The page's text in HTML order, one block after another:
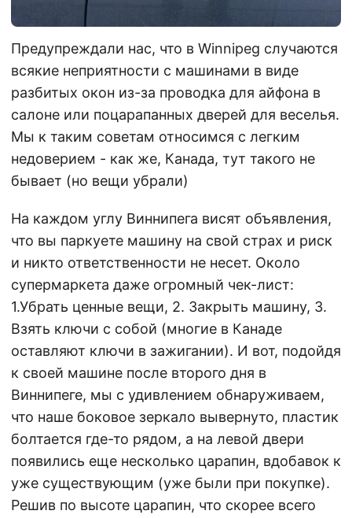
Предупреждали нас, что в Winnipeg случаются
всякие неприятности с машинами в виде
разбитых окон из-за проводка для айфона в
салоне или поцарапанных дверей для веселья.
Мы к таким советам относимся с легким
недоверием - как же, Канада, тут такого не
бывает (но вещи убрали)
На каждом углу Виннипега висят объявления,
что вы паркуете машину на свой страх и риск
и никто ответственности не несет. Около
супермаркета даже огромный чек-лист:
1.Убрать ценные вещи, 2. Закрыть машину, 3.
Взять ключи с собой (многие в Канаде
оставляют ключи в зажигании). И вот, подойдя
к своей машине после второго дня в
Виннипеге, мы с удивлением обнаруживаем,
что наше боковое зеркало вывернуто, пластик
болтается где-то рядом, а на левой двери
появились еще несколько царапин, вдобавок к
уже существующим (уже были при покупке).
Решив по высоте царапин, что скорее всего